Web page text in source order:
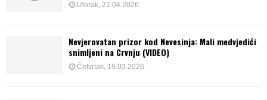
Utorak, 21.04.2026.
Nevjerovatan prizor kod Nevesinja: Mali medvjedići
snimljeni na Crvnju (VIDEO)
Četvrtak, 19.03.2026.